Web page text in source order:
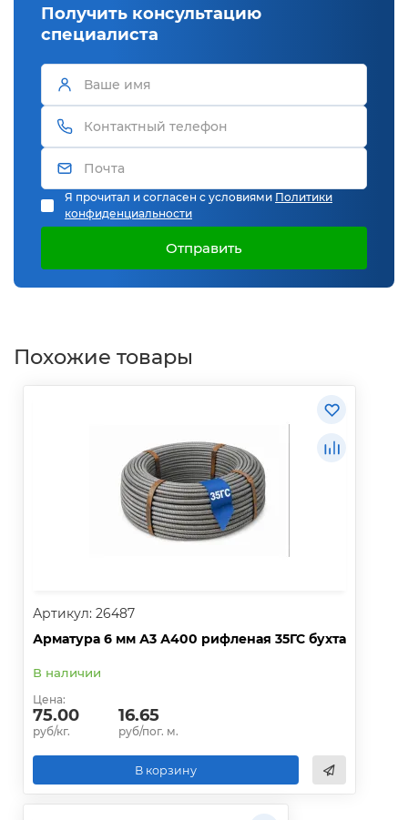
Получить консультацию
специалиста
Я прочитал и согласен с условиями Политики
конфиденциальности
Отправить
Похожие товары
Артикул: 26487
Арматура 6 мм А3 А400 рифленая 35ГС бухта
В наличии
Цена:
75.00
руб/кг.
16.65
руб/пог. м.
В корзину